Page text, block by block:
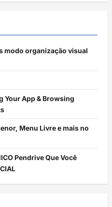
modo organização visual
Your App & Browsing
Menu Livre e mais no
Pendrive Que Você